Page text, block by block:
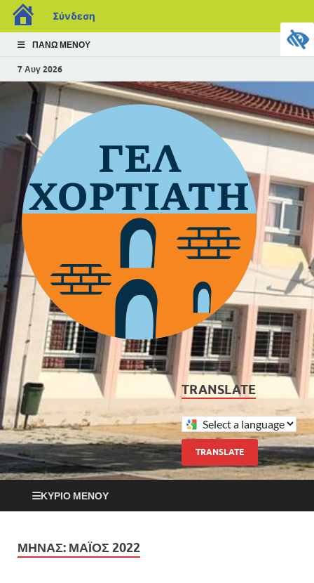
Σύνδεση
ΠΆΝΩ ΜΕΝΟΎ
7 Αυγ 2026
TRANSLATE
TRANSLATE
ΚΎΡΙΟ ΜΕΝΟΎ
ΜΉΝΑΣ: ΜΆΙΟΣ 2022